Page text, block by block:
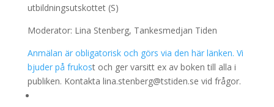
utbildningsutskottet (S)
Moderator: Lina Stenberg, Tankesmedjan Tiden
Anmälan är obligatorisk och görs via den här länken. Vi
bjuder på frukost och ger varsitt ex av boken till alla i
publiken. Kontakta lina.stenberg@tstiden.se vid frågor.